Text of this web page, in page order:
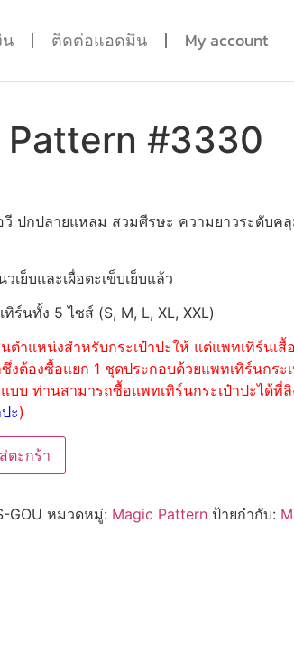
น ติดต่อแอดมิน My account
Pattern #3330
วี ปกปลายแหลม สวมศีรษะ ความยาวระดับค
เย็บและเผื่อตะเข็บเย็บแล้ว
ร์นทั้ง 5 ไซส์ (S, M, L, XL, XXL)
ตำแหน่งสำหรับกระเป๋าปะให้ แต่แพทเทิร์นเสื้
งต้องซื้อแยก 1 ชุดประกอบด้วยแพทเทิร์นกระ
แบบ ท่านสามารถซื้อแพทเทิร์นกระเป๋าปะได้ที่
ะ)
ตะกร้า
GOU หมวดหมู่: Magic Pattern ป้ายกำกับ: